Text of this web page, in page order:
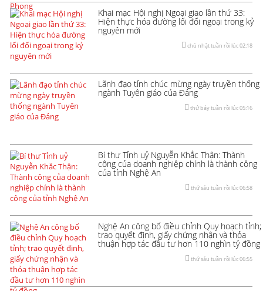
Khai mạc Hội nghị Ngoại giao lần thứ 33:
Hiện thực hóa đường lối đối ngoại trong kỷ
nguyên mới
chủ nhật tuần rồi lúc 02:18
Lãnh đạo tỉnh chúc mừng ngày truyền thống
ngành Tuyên giáo của Đảng
thứ bảy tuần rồi lúc 05:16
Bí thư Tỉnh uỷ Nguyễn Khắc Thận: Thành
công của doanh nghiệp chính là thành công
của tỉnh Nghệ An
thứ sáu tuần rồi lúc 06:58
Nghệ An công bố điều chỉnh Quy hoạch tỉnh;
trao quyết định, giấy chứng nhận và thỏa
thuận hợp tác đầu tư hơn 110 nghìn tỷ đồng
thứ sáu tuần rồi lúc 06:55